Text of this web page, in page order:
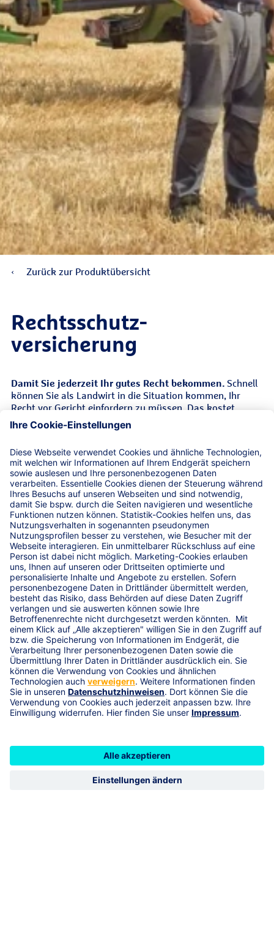
Zurück zur Produktübersicht
Rechtsschutz­
versicherung
Damit Sie jederzeit Ihr gutes Recht bekommen. Schnell
können Sie als Landwirt in die Situation kommen, Ihr
Recht vor Gericht einfordern zu müssen. Das kostet
Nerven und erfordert einen langen Atem, auch finanziell.
Diese Kosten übernimmt die Rechtsschutzversicherung -
Leistungen
R+V-AgrarPolice
Service-Hotline
Versicherungsbedingungen für die
Rechtsschutzversicherung
Adresse
Kampweg 7, 27419 Sittensen
Vermittlerimpressum